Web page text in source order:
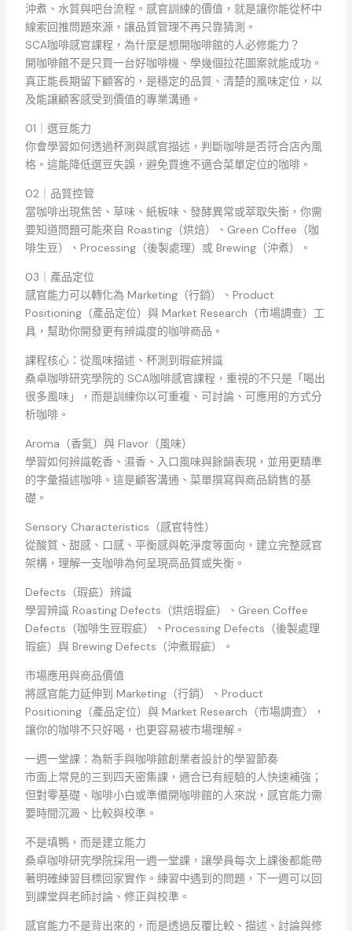
沖煮、水質與吧台流程。感官訓練的價值，就是讓你能從杯中
線索回推問題來源，讓品質管理不再只靠猜測。
SCA咖啡感官課程，為什麼是想開咖啡館的人必修能力？
開咖啡館不是只買一台好咖啡機、學幾個拉花圖案就能成功。
真正能長期留下顧客的，是穩定的品質、清楚的風味定位，以
及能讓顧客感受到價值的專業溝通。
01｜選豆能力
你會學習如何透過杯測與感官描述，判斷咖啡是否符合店內風
格。這能降低選豆失誤，避免買進不適合菜單定位的咖啡。
02｜品質控管
當咖啡出現焦苦、草味、紙板味、發酵異常或萃取失衡，你需
要知道問題可能來自 Roasting（烘焙）、Green Coffee（咖
啡生豆）、Processing（後製處理）或 Brewing（沖煮）。
03｜產品定位
感官能力可以轉化為 Marketing（行銷）、Product
Positioning（產品定位）與 Market Research（市場調查）工
具，幫助你開發更有辨識度的咖啡商品。
課程核心：從風味描述、杯測到瑕疵辨識
桑卓咖啡研究學院的 SCA咖啡感官課程，重視的不只是「喝出
很多風味」，而是訓練你以可重複、可討論、可應用的方式分
析咖啡。
Aroma（香氣）與 Flavor（風味）
學習如何辨識乾香、濕香、入口風味與餘韻表現，並用更精準
的字彙描述咖啡。這是顧客溝通、菜單撰寫與商品銷售的基
礎。
Sensory Characteristics（感官特性）
從酸質、甜感、口感、平衡感與乾淨度等面向，建立完整感官
架構，理解一支咖啡為何呈現高品質或失衡。
Defects（瑕疵）辨識
學習辨識 Roasting Defects（烘焙瑕疵）、Green Coffee
Defects（咖啡生豆瑕疵）、Processing Defects（後製處理
瑕疵）與 Brewing Defects（沖煮瑕疵）。
市場應用與商品價值
將感官能力延伸到 Marketing（行銷）、Product
Positioning（產品定位）與 Market Research（市場調查），
讓你的咖啡不只好喝，也更容易被市場理解。
一週一堂課：為新手與咖啡館創業者設計的學習節奏
市面上常見的三到四天密集課，適合已有經驗的人快速補強；
但對零基礎、咖啡小白或準備開咖啡館的人來說，感官能力需
要時間沉澱、比較與校準。
不是填鴨，而是建立能力
桑卓咖啡研究學院採用一週一堂課，讓學員每次上課後都能帶
著明確練習目標回家實作。練習中遇到的問題，下一週可以回
到課堂與老師討論、修正與校準。
感官能力不是背出來的，而是透過反覆比較、描述、討論與修